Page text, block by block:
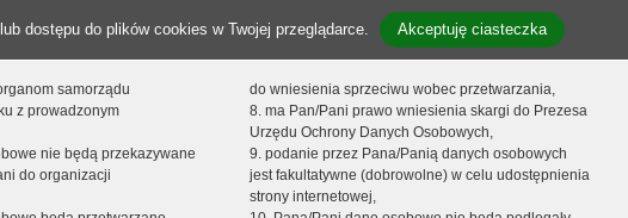
dostępu do plików cookies w Twojej przeglądarce. Akceptuję ciasteczka
samorządu
z prowadzonym
nie będą przekazywane
do organizacji
do wniesienia sprzeciwu wobec przetwarzania,
8. ma Pan/Pani prawo wniesienia skargi do Prezesa
Urzędu Ochrony Danych Osobowych,
9. podanie przez Pana/Panią danych osobowych
jest fakultatywne (dobrowolne) w celu udostępnienia
strony internetowej,